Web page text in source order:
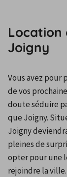
Location
Joigny
Vous avez pour
de vos
doute séduire
que Joigny.
Joigny
pleines de
opter pour une
rejoindre la